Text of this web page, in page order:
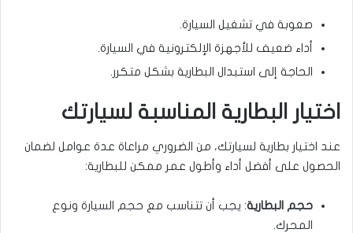
صعوبة في تشغيل السيارة.
أداء ضعيف للأجهزة الإلكترونية في السيارة.
الحاجة إلى استبدال البطارية بشكل متكرر.
اختيار البطارية المناسبة لسيارتك
عند اختيار بطارية لسيارتك، من الضروري مراعاة عدة عوامل لضمان
الحصول على أفضل أداء وأطول عمر ممكن للبطارية:
حجم البطارية: يجب أن تتناسب مع حجم السيارة ونوع
المحرك.